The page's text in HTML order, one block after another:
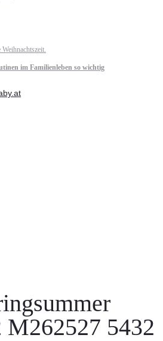
im Familienleben so wichtig
M262527 5432